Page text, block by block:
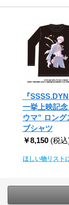
『
一挙上映記
ウマ” ロング
ブシャツ
￥8,150 (税込
ほしい物リスト